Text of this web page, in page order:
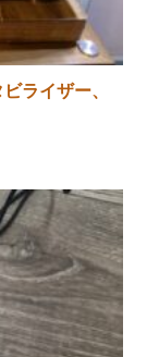
ライザー、